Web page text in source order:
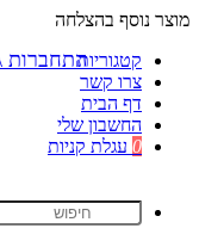
מוצר נוסף בהצלחה
קטגוריות
צרו קשר
דף הבית
החשבון שלי
0 עגלת קניות